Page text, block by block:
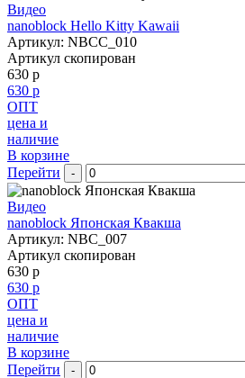
Видео
nanoblock Hello Kitty Kawaii
Артикул: NBCC_010
Артикул скопирован
630 р
630 р
ОПТ
цена и
наличие
В корзине
Перейти
-
Видео
nanoblock Японская Квакша
Артикул: NBC_007
Артикул скопирован
630 р
630 р
ОПТ
цена и
наличие
В корзине
Перейти
-